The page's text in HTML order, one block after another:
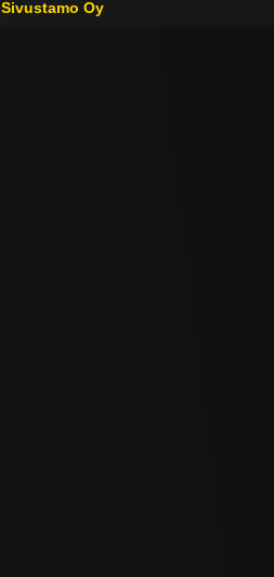
Sivustamo Oy